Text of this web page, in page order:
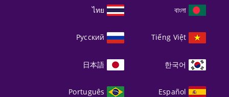
বাংলা
ไทย
Tiếng Việt
Русский
한국어
日本語
Español
Português